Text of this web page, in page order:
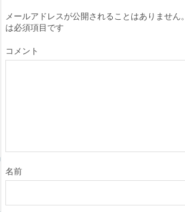
メールアドレスが公開されることはありません。
は必須項目です
コメント
名前